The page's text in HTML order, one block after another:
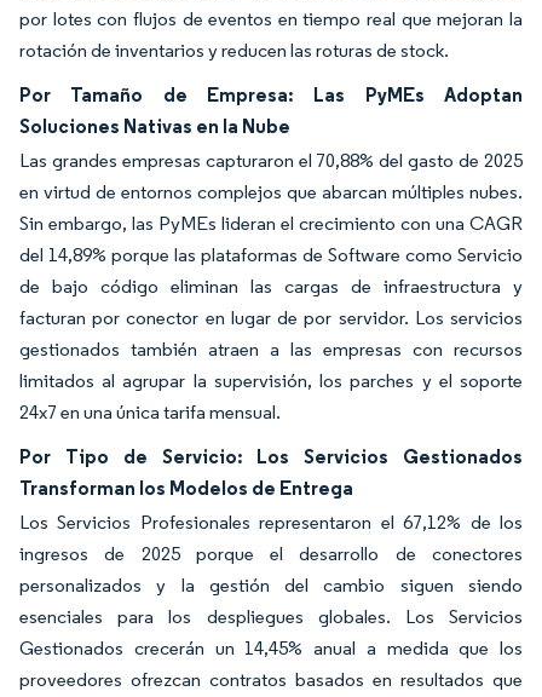
por lotes con flujos de eventos en tiempo real que mejoran la
rotación de inventarios y reducen las roturas de stock.
Por Tamaño de Empresa: Las PyMEs Adoptan
Soluciones Nativas en la Nube
Las grandes empresas capturaron el 70,88% del gasto de 2025
en virtud de entornos complejos que abarcan múltiples nubes.
Sin embargo, las PyMEs lideran el crecimiento con una CAGR
del 14,89% porque las plataformas de Software como Servicio
de bajo código eliminan las cargas de infraestructura y
facturan por conector en lugar de por servidor. Los servicios
gestionados también atraen a las empresas con recursos
limitados al agrupar la supervisión, los parches y el soporte
24x7 en una única tarifa mensual.
Por Tipo de Servicio: Los Servicios Gestionados
Transforman los Modelos de Entrega
Los Servicios Profesionales representaron el 67,12% de los
ingresos de 2025 porque el desarrollo de conectores
personalizados y la gestión del cambio siguen siendo
esenciales para los despliegues globales. Los Servicios
Gestionados crecerán un 14,45% anual a medida que los
proveedores ofrezcan contratos basados en resultados que